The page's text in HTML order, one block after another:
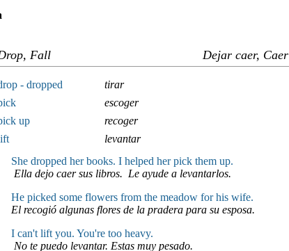
Fall Dejar caer, Caer
- dropped
tirar
escoger
up
recoger
levantar
She dropped her books. I helped her pick them up.
Ella dejo caer sus libros. Le ayude a levantarlos.
He picked some flowers from the meadow for his wife.
El recogió algunas flores de la pradera para su esposa.
I can't lift you. You're too heavy.
No te puedo levantar. Estas muy pesado.